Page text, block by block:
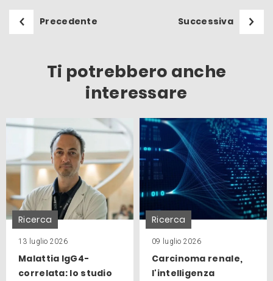
Precedente Successiva
Ti potrebbero anche
interessare
Ricerca
13 luglio 2026
Malattia IgG4-
correlata: lo studio
Ricerca
09 luglio 2026
Carcinoma renale,
l'intelligenza